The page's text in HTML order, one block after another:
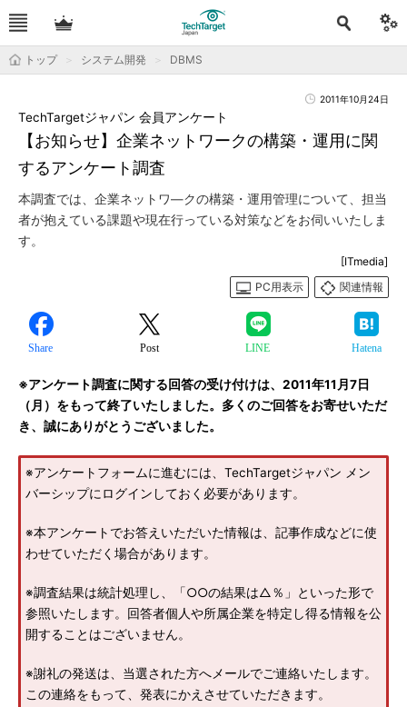
トップ システム開発 DBMS
2011年10月24日
【お知らせ】企業ネットワークの構築・運用に関
するアンケート調査
TechTargetジャパン 会員アンケート
本調査では、企業ネットワ―クの構築・運用管理について、担当
者が抱えている課題や現在行っている対策などをお伺いいたしま
す。
[ITmedia]
PC用表示
関連情報
Share Post LINE Hatena
※アンケート調査に関する回答の受け付けは、2011年11月7日
（月）をもって終了いたしました。多くのご回答をお寄せいただ
き、誠にありがとうございました。
※アンケートフォームに進むには、TechTargetジャパン メン
バーシップにログインしておく必要があります。
※本アンケートでお答えいただいた情報は、記事作成などに使
わせていただく場合があります。
※調査結果は統計処理し、「○○の結果は△％」といった形で
参照いたします。回答者個人や所属企業を特定し得る情報を公
開することはございません。
※謝礼の発送は、当選された方へメールでご連絡いたします。
この連絡をもって、発表にかえさせていただきます。